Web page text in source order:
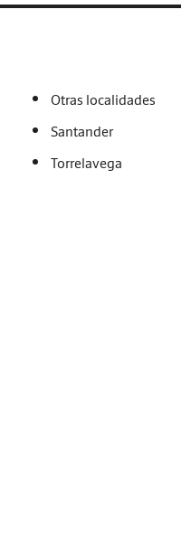
Otras localidades
Santander
Torrelavega